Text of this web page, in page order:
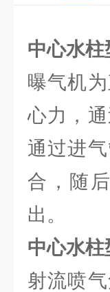
中心水
曝气机
心力，
通过进
合，随
出。
中心水
射流喷